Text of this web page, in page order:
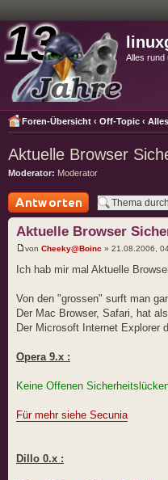
Alles rund
Foren-Übersicht ‹ Off-Topic ‹
Aktuelle Browser
Moderator: Moderator
Antwort schreiben
Aktuelle Browser
von Cheeky@Boinc » 21.08.2006,
Ich hab mir mal Aktuelle
Von den "grossen" surft man
Der Mac Browser, Safari, hat
Der Microsoft Internet Explorer
Opera 9.x :
Keine Offenen
Für mehr siehe Secunia
Dillo 0.x :